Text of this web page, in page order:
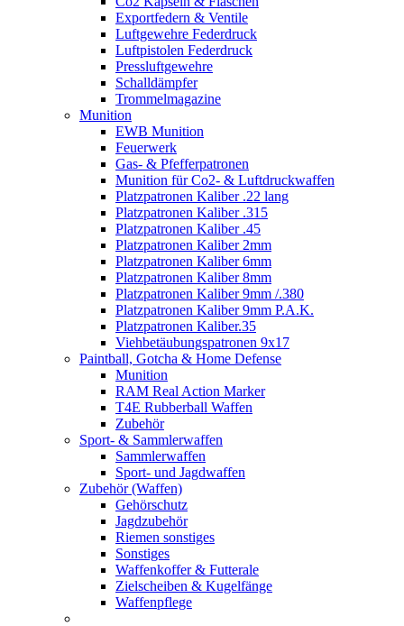
Exportfedern & Ventile
Luftgewehre Federdruck
Luftpistolen Federdruck
Pressluftgewehre
Schalldämpfer
Trommelmagazine
Munition
EWB Munition
Feuerwerk
Gas- & Pfefferpatronen
Munition für Co2- & Luftdruckwaffen
Platzpatronen Kaliber .22 lang
Platzpatronen Kaliber .315
Platzpatronen Kaliber .45
Platzpatronen Kaliber 2mm
Platzpatronen Kaliber 6mm
Platzpatronen Kaliber 8mm
Platzpatronen Kaliber 9mm /.380
Platzpatronen Kaliber 9mm P.A.K.
Platzpatronen Kaliber.35
Viehbetäubungspatronen 9x17
Paintball, Gotcha & Home Defense
Munition
RAM Real Action Marker
T4E Rubberball Waffen
Zubehör
Sport- & Sammlerwaffen
Sammlerwaffen
Sport- und Jagdwaffen
Zubehör (Waffen)
Gehörschutz
Jagdzubehör
Riemen sonstiges
Sonstiges
Waffenkoffer & Futterale
Zielscheiben & Kugelfänge
Waffenpflege